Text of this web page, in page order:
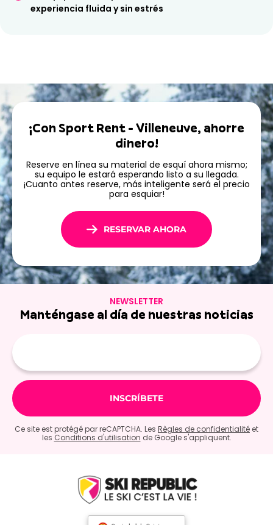
gustos y niveles, ¡y almejor precio
experiencia fluida y sin estrés
¡Con Sport Rent - Villeneuve, ahorre
dinero!
Reserve en línea su material de esquí ahora mismo;
su equipo le estará esperando listo a su llegada.
¡Cuanto antes reserve, más inteligente será el precio
para esquiar!
RESERVAR AHORA
NEWSLETTER
Manténgase al día de nuestras noticias
Ce site est protégé par reCAPTCHA. Les Règles de confidentialité et
les Conditions d'utilisation de Google s'appliquent.